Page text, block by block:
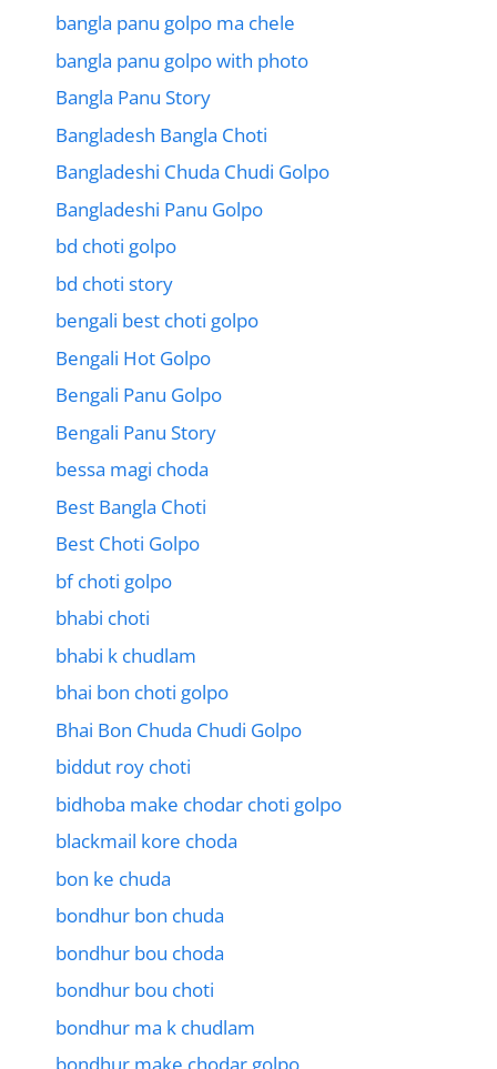
bangla panu golpo ma chele
bangla panu golpo with photo
Bangla Panu Story
Bangladesh Bangla Choti
Bangladeshi Chuda Chudi Golpo
Bangladeshi Panu Golpo
bd choti golpo
bd choti story
bengali best choti golpo
Bengali Hot Golpo
Bengali Panu Golpo
Bengali Panu Story
bessa magi choda
Best Bangla Choti
Best Choti Golpo
bf choti golpo
bhabi choti
bhabi k chudlam
bhai bon choti golpo
Bhai Bon Chuda Chudi Golpo
biddut roy choti
bidhoba make chodar choti golpo
blackmail kore choda
bon ke chuda
bondhur bon chuda
bondhur bou choda
bondhur bou choti
bondhur ma k chudlam